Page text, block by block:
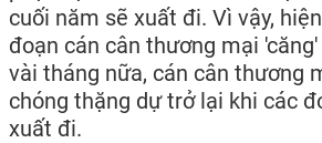
cuối năm sẽ xuất đi. Vì vậy,
đoạn cán cân thương mại
vài tháng nữa, cán cân thương
chóng thặng dự trở lại khi các
xuất đi.